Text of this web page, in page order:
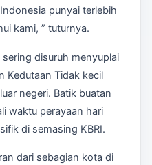
punyai terlebih
kami, ” tuturnya.
disuruh menyuplai
Kedutaan Tidak kecil
negeri. Batik buatan
waktu perayaan hari
di semasing KBRI.
dari sebagian kota di